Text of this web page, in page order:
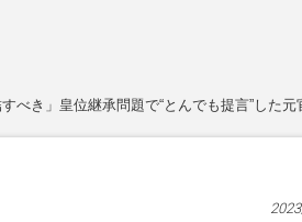
べき」皇位継承問題で“とんでも提言”した